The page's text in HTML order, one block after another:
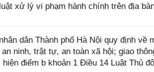
xử lý vi phạm hành chính trên địa
dân Thành phố Hà Nội quy định về
ninh, trật tự, an toàn xã hội; giao
điểm b khoản 1 Điều 14 Luật Thủ